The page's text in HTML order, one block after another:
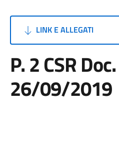
LINK E ALLEGATI
P. 2 CSR
26/09/2019